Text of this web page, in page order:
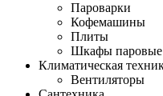
Пароварки
Кофемашины
Плиты
Шкафы паровые
Климатическая
Вентиляторы